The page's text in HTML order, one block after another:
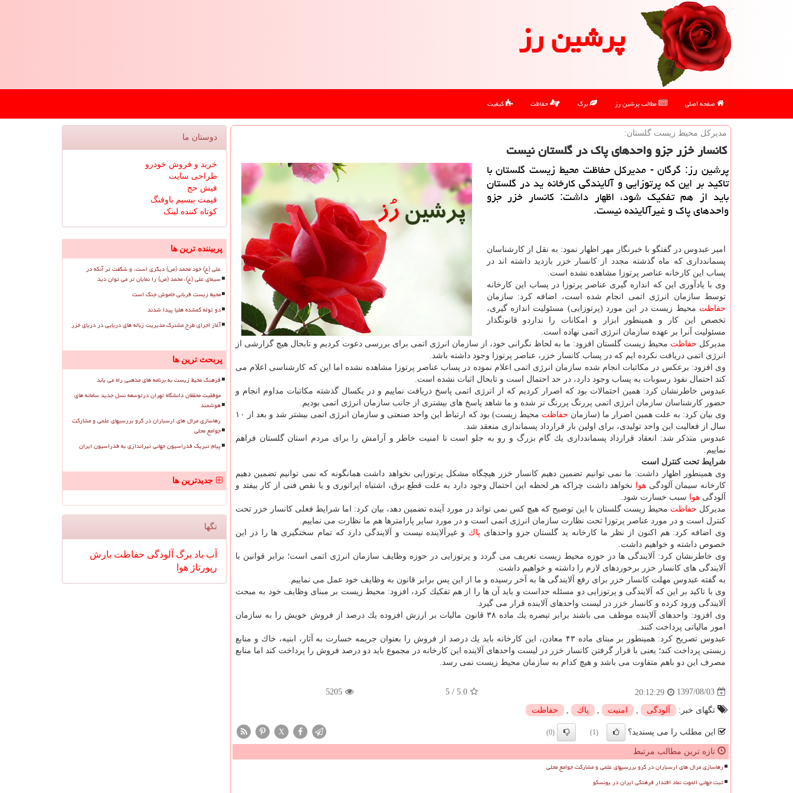
پرشین رز
صفحه اصلی مطالب پرشین رز برگ حفاظت کیفیت
مدیركل محیط زیست گلستان:
كانسار خزر جزو واحدهای پاك در گلستان نیست
پرشین رز: گرگان - مدیركل حفاظت محیط زیست گلستان با
تاكید بر این كه پرتوزایی و آلایندگی كارخانه ید در گلستان
باید از هم تفكیك شود، اظهار داشت: كانسار خزر جزو
واحدهای پاك و غیرآلاینده نیست.
امیر عبدوس در گفتگو با خبرنگار مهر اظهار نمود: به نقل از كارشناسان
پسماندداری كه ماه گذشته مجدد از كانسار خزر بازدید داشته اند در
پساب این كارخانه عناصر پرتوزا مشاهده نشده است.
وی با یادآوری این كه اندازه گیری عناصر پرتوزا در پساب این كارخانه
توسط سازمان انرژی اتمی انجام شده است، اضافه كرد: سازمان
حفاظت محیط زیست در این مورد (پرتوزایی) مسئولیت اندازه گیری،
تخصص این كار و همینطور ابزار و امكانات را نداردو قانونگذار
مسئولیت آنرا بر عهده سازمان انرژی اتمی نهاده است.
مدیركل حفاظت محیط زیست گلستان افزود: ما به لحاظ نگرانی خود، از سازمان انرژی اتمی برای بررسی دعوت كردیم و تابحال هیچ گزارشی از
انرژی اتمی دریافت نكرده ایم كه در پساب كانسار خزر، عناصر پرتوزا وجود داشته باشد.
وی افزود: برعكس در مكاتبات انجام شده سازمان انرژی اتمی اعلام نموده در پساب عناصر پرتوزا مشاهده نشده اما این كه كارشناسی اعلام می
كند احتمال نفوذ رسوبات به پساب وجود دارد، در حد احتمال است و تابحال اثبات نشده است.
عبدوس خاطرنشان كرد: همین احتمالات بود كه اصرار كردیم كه از انرژی اتمی پاسخ دریافت نماییم و در یكسال گذشته مكاتبات مداوم انجام و
حضور كارشناسان سازمان انرژی اتمی پررنگ پررنگ تر شده و ما شاهد پاسخ های بیشتری از جانب سازمان انرژی اتمی بودیم.
وی بیان كرد: به علت همین اصرار ما (سازمان حفاظت
محیط زیست) بود كه ارتباط این واحد صنعتی و سازمان انرژی اتمی بیشتر شد و بعد از ۱۰
سال از فعالیت این واحد تولیدی، برای اولین بار قرارداد پسمانداری منعقد شد.
عبدوس متذكر شد: انعقاد قرارداد پسماندداری یك گام بزرگ و رو به جلو است تا امنیت خاطر و آرامش را برای مردم استان گلستان فراهم
نماییم.
شرایط تحت كنترل است
وی همینطور اظهار داشت: ما نمی توانیم تضمین دهیم كانسار خزر هیچگاه مشكل پرتوزایی نخواهد داشت همانگونه كه نمی توانیم تضمین دهیم
كارخانه سیمان آلودگی هوا
نخواهد داشت چراكه هر لحظه این احتمال وجود دارد به علت قطع برق، اشتباه اپراتوری و یا نقص فنی از كار بیفتد و
آلودگی هوا
سبب خسارت شود.
مدیركل حفاظت محیط زیست گلستان با این توضیح كه هیچ كس نمی تواند در مورد آینده تضمین دهد، بیان كرد: اما شرایط فعلی كانسار خزر تحت
كنترل است و در مورد عناصر پرتوزا تحت نظارت سازمان انرژی اتمی است و در مورد سایر پارامترها هم ما نظارت می نماییم.
وی اضافه كرد: هم اكنون از نظر ما كارخانه ید گلستان جزو واحدهای پاك و غیرآلاینده نیست و آلایندگی دارد كه تمام سختگیری ها را در این
خصوص داشته و خواهیم داشت.
وی خاطرنشان كرد: آلایندگی ها در حوزه محیط زیست تعریف می گردد و پرتوزایی در حوزه وظایف سازمان انرژی اتمی است؛ برابر قوانین با
آلایندگی های كانسار خزر برخوردهای لازم را داشته و خواهیم داشت.
به گفته عبدوس مهلت كانسار خزر برای رفع آلایندگی ها به آخر رسیده و ما از این پس برابر قانون به وظایف خود عمل می نماییم.
وی با تاكید بر این كه آلایندگی و پرتوزایی دو مسئله جداست و باید آن ها را از هم تفكیك كرد، افزود: محیط زیست بر مبنای وظایف خود به مبحث
آلایندگی ورود كرده و كانسار خزر در لیست واحدهای آلاینده قرار می گیرد.
وی افزود: واحدهای آلاینده موظف می باشند برابر تبصره یك ماده ۳۸ قانون مالیات بر ارزش افزوده یك درصد از فروش خویش را به سازمان
امور مالیاتی پرداخت كنند.
عبدوس تصریح كرد: همینطور بر مبنای ماده ۴۳ معادن، این كارخانه باید یك درصد از فروش را بعنوان جریمه خسارت به آثار، ابنیه، خاك و منابع
زیستی پرداخت كند؛ یعنی با قرار گرفتن كانسار خزر در لیست واحدهای آلاینده این كارخانه در مجموع باید دو درصد فروش را پرداخت كند اما منابع
مصرف این دو باهم متفاوت می باشد و هیچ كدام به سازمان محیط زیست نمی رسد.
1397/08/03
20:12:29
5.0
/
5
5205
تگهای خبر: آلودگی امنیت پاك حفاظت
این مطلب را می پسندید؟ (1)
(0)
X
تازه ترین مطالب مرتبط
رهاسازی مرال های ارسباران در گرو بررسیهای علمی و مشارکت جوامع محلی
ثبت جهانی الموت نماد اقتدار فرهنگی ایران در یونسکو
دوستان ما
خرید و فروش خودرو
طراحی سایت
فیش حج
قیمت بیسیم باوفنگ
کوتاه کننده لینک
پربیننده ترین ها
علی (ع) خود محمد (ص) دیگری است، و شگفت تر آنکه در
سیمای علی (ع)، محمد (ص) را نمایان تر می توان دید
محیط زیست قربانی خاموش جنگ است
دو توله گمشده هلیا پیدا شدند
آغاز اجرای طرح مشترک مدیریت زباله های دریایی در دریای خزر
پربحث ترین ها
فرهنگ محیط زیست به برنامه های مذهبی راه می یابد
موفقیت محققان دانشگاه تهران درتوسعه نسل جدید سامانه های
هوشمند
رهاسازی مرال های ارسباران در گرو بررسیهای علمی و مشارکت
جوامع محلی
پیام تبریک فدراسیون جهانی تیراندازی به فدراسیون ایران
جدیدترین ها
تگها
آب باد برگ آلودگی حفاظت بارش
رپورتاژ هوا